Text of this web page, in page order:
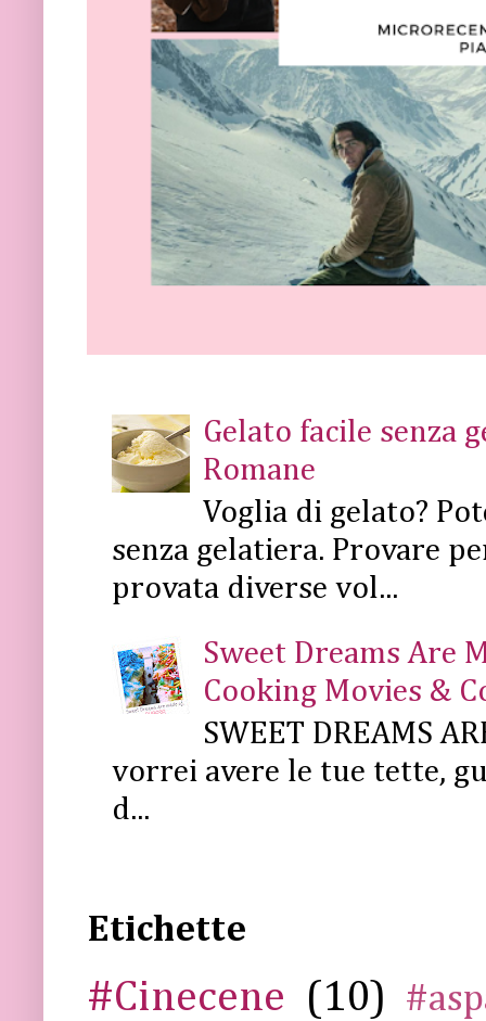
Gelato facile senza
Romane
Voglia di gelato?
senza gelatiera. Provare
provata diverse vol...
Sweet Dreams Are
Cooking Movies &
SWEET DREAMS
vorrei avere le tue tette,
d...
Etichette
#Cinecene (10)